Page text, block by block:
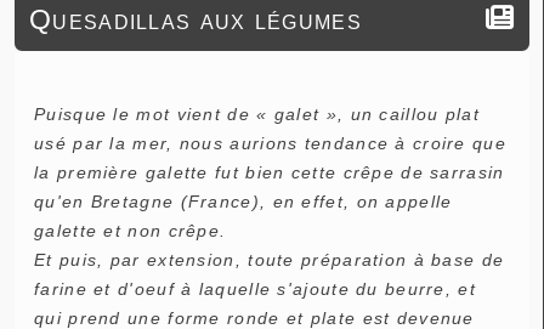
Quesadillas aux légumes
Puisque le mot vient de « galet », un caillou plat
usé par la mer, nous aurions tendance à croire que
la première galette fut bien cette crêpe de sarrasin
qu'en Bretagne (France), en effet, on appelle
galette et non crêpe.
Et puis, par extension, toute préparation à base de
farine et d'oeuf à laquelle s'ajoute du beurre, et
qui prend une forme ronde et plate est devenue